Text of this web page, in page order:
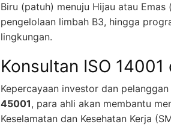
Biru (patuh) menuju Hijau atau
pengelolaan limbah B3, hingga
lingkungan.
Konsultan ISO
Kepercayaan investor dan
45001, para ahli akan membantu
Keselamatan dan Kesehatan Kerja